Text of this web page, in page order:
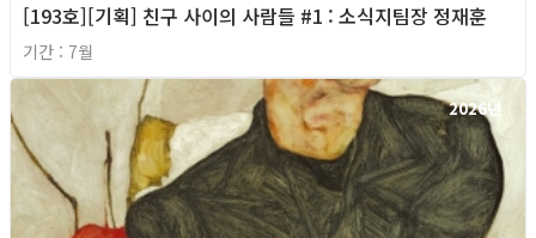
[193호][기획] 친구 사이의 사람들 #1 : 소식지팀장 정재훈
기간 : 7월
2026년